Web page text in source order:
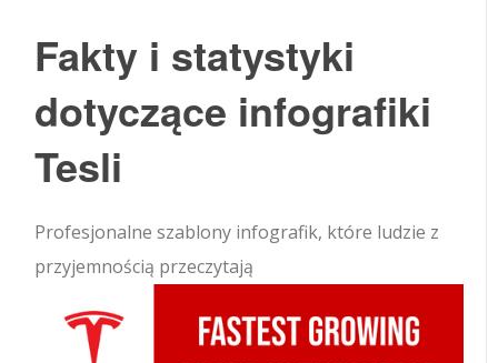
Fakty i statystyki
dotyczące infografiki
Tesli
Profesjonalne szablony infografik, które ludzie z
przyjemnością przeczytają